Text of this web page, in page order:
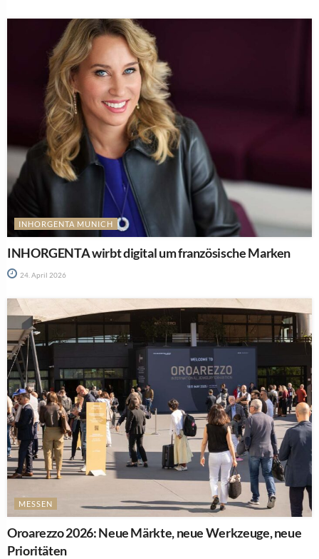
INHORGENTA MUNICH
INHORGENTA wirbt digital um französische Marken
24. April 2026
MESSEN
Oroarezzo 2026: Neue Märkte, neue Werkzeuge, neue
Prioritäten